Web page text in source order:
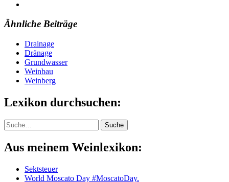
Ähnliche Beiträge
Drainage
Dränage
Grundwasser
Weinbau
Weinberg
Lexikon durchsuchen:
Suche Suche
Aus meinem Weinlexikon:
Sektsteuer
World Moscato Day #MoscatoDay.